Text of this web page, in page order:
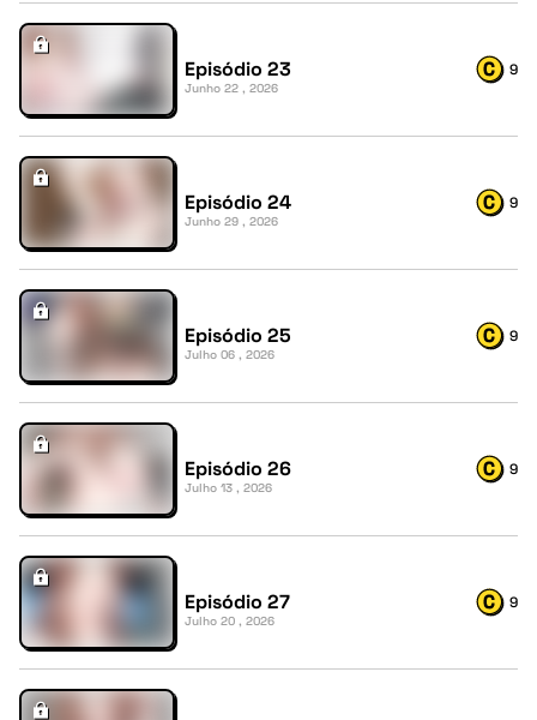
Episódio 23
Junho 22 , 2026
9
Episódio 24
Junho 29 , 2026
9
Episódio 25
Julho 06 , 2026
9
Episódio 26
Julho 13 , 2026
9
Episódio 27
Julho 20 , 2026
9